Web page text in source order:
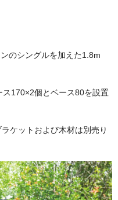
ンケット
ー
のシングルを加えた1.8m
170×2個とベース80を設置
ケットおよび木材は別売り